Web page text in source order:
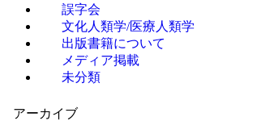
誤字会
文化人類学/医療人類学
出版書籍について
メディア掲載
未分類
アーカイブ